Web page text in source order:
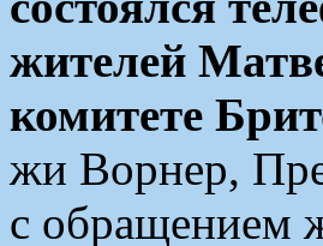
жителей
комитете
жи Ворнер,
с обращением